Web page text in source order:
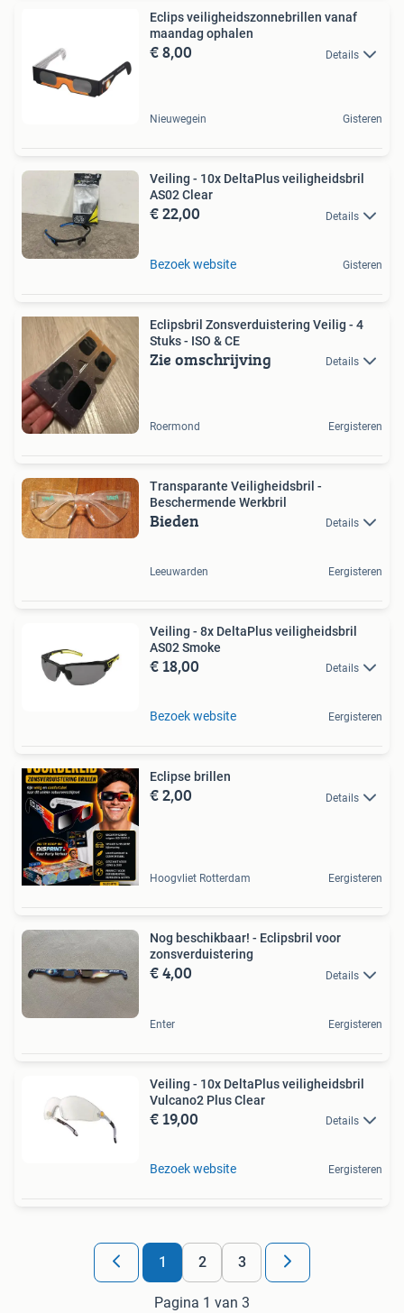
Eclips veiligheidszonnebrillen vanaf
maandag ophalen
€ 8,00 Details
Nieuwegein Gisteren
Veiling - 10x DeltaPlus veiligheidsbril
AS02 Clear
€ 22,00 Details
Bezoek website Gisteren
Eclipsbril Zonsverduistering Veilig - 4
Stuks - ISO & CE
Zie omschrijving Details
Roermond Eergisteren
Transparante Veiligheidsbril -
Beschermende Werkbril
Bieden Details
Leeuwarden Eergisteren
Veiling - 8x DeltaPlus veiligheidsbril
AS02 Smoke
€ 18,00 Details
Bezoek website Eergisteren
Eclipse brillen
€ 2,00 Details
Hoogvliet Rotterdam Eergisteren
Nog beschikbaar! - Eclipsbril voor
zonsverduistering
€ 4,00 Details
Enter Eergisteren
Veiling - 10x DeltaPlus veiligheidsbril
Vulcano2 Plus Clear
€ 19,00 Details
Bezoek website Eergisteren
1 2 3
Pagina 1 van 3